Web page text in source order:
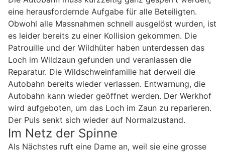
eine herausfordernde Aufgabe für alle Beteiligten.
Obwohl alle Massnahmen schnell ausgelöst wurden, ist
es leider bereits zu einer Kollision gekommen. Die
Patrouille und der Wildhüter haben unterdessen das
Loch im Wildzaun gefunden und veranlassen die
Reparatur. Die Wildschweinfamilie hat derweil die
Autobahn bereits wieder verlassen. Entwarnung, die
Autobahn kann wieder geöffnet werden. Der Werkhof
wird aufgeboten, um das Loch im Zaun zu reparieren.
Der Puls senkt sich wieder auf Normalzustand.
Im Netz der Spinne
Als Nächstes ruft eine Dame an, weil sie eine grosse